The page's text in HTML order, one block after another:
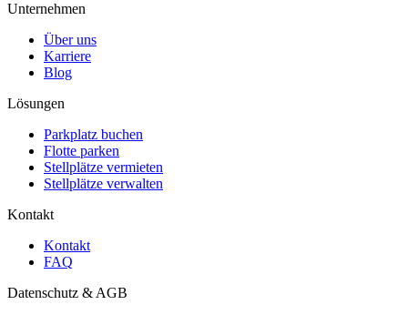
Unternehmen
Über uns
Karriere
Blog
Lösungen
Parkplatz buchen
Flotte parken
Stellplätze vermieten
Stellplätze verwalten
Kontakt
Kontakt
FAQ
Datenschutz & AGB